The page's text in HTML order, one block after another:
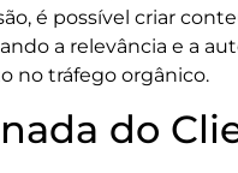
é possível criar
a relevância e a
no tráfego orgânico.
do